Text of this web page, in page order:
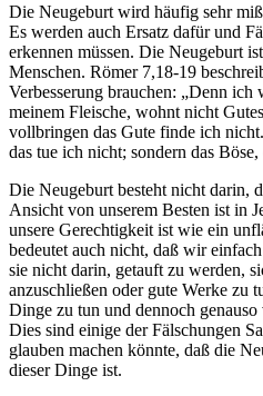
Die Neugeburt wird häufig sehr
Es werden auch Ersatz dafür und
erkennen müssen. Die Neugeburt
Menschen. Römer 7,18-19
Verbesserung brauchen: „Denn ich
meinem Fleische, wohnt nicht
vollbringen das Gute finde ich
das tue ich nicht; sondern das
Die Neugeburt besteht nicht darin,
Ansicht von unserem Besten ist in
unsere Gerechtigkeit ist wie ein
bedeutet auch nicht, daß wir
sie nicht darin, getauft zu werden,
anzuschließen oder gute Werke zu
Dinge zu tun und dennoch
Dies sind einige der Fälschungen
glauben machen könnte, daß die
dieser Dinge ist.